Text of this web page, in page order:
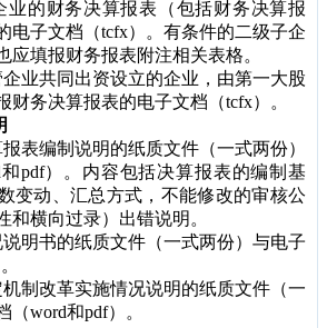
业的财务决算报表（包括财务决算报
电子文档（tcfx）。有条件的二级子企
应填报财务报表附注相关表格。
企业共同出资设立的企业，由第一大股
财务决算报表的电子文档（tcfx）。
报表编制说明的纸质文件（一式两份）
pdf）。内容包括决算报表的编制基
变动、汇总方式，不能修改的审核公
和横向过录）出错说明。
说明书的纸质文件（一式两份）与电子
制改革实施情况说明的纸质文件（一
word和pdf）。